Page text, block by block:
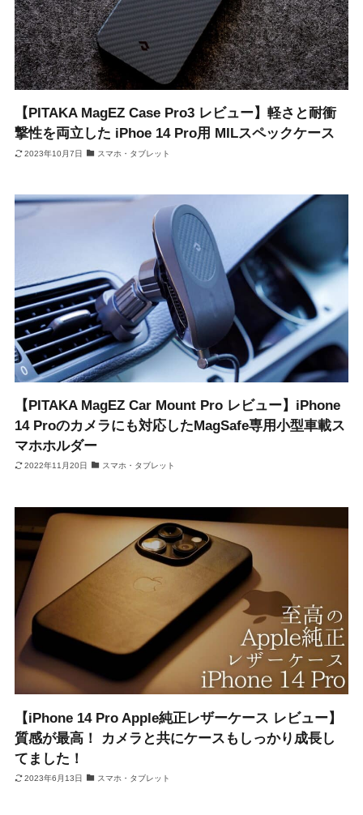
【PITAKA MagEZ Case Pro3 レビュー】軽さと耐衝
撃性を両立した iPhoe 14 Pro用 MILスペックケース
2023年10月7日 スマホ・タブレット
【PITAKA MagEZ Car Mount Pro レビュー】iPhone
14 Proのカメラにも対応したMagSafe専用小型車載ス
マホホルダー
2022年11月20日 スマホ・タブレット
【iPhone 14 Pro Apple純正レザーケース レビュー】
質感が最高！ カメラと共にケースもしっかり成長し
てました！
2023年6月13日 スマホ・タブレット